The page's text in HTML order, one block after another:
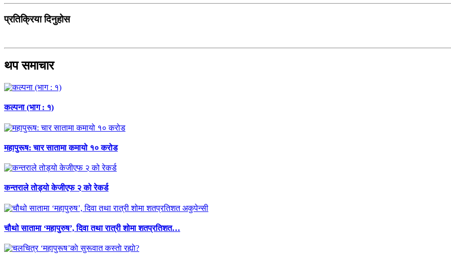
प्रतिक्रिया दिनुहोस
थप समाचार
कल्पना (भाग : १)
महापुरूष: चार सातामा कमायो १० करोड
कन्तराले तोड्यो केजीएफ २ को रेकर्ड
चौथो सातामा ‘महापुरुष’, दिवा तथा रात्री शोमा शतप्रतिशत…